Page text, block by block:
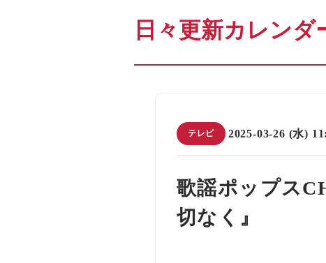
日々更新カレンダ
テレビ 2025-03-26 (水)
歌謡ポップス
切なく』